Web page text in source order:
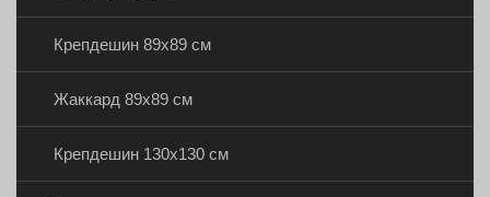
Крепдешин 89х89 см
Жаккард 89х89 см
Крепдешин 130х130 см